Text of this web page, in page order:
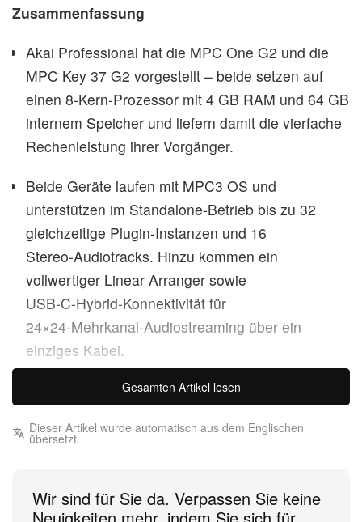
Zusammenfassung
Akai Professional hat die MPC One G2 und die
MPC Key 37 G2 vorgestellt – beide setzen auf
einen 8‑Kern‑Prozessor mit 4 GB RAM und 64 GB
internem Speicher und liefern damit die vierfache
Rechenleistung ihrer Vorgänger.
Beide Geräte laufen mit MPC3 OS und
unterstützen im Standalone‑Betrieb bis zu 32
gleichzeitige Plugin‑Instanzen und 16
Stereo‑Audiotracks. Hinzu kommen ein
vollwertiger Linear Arranger sowie
USB‑C‑Hybrid‑Konnektivität für
24×24‑Mehrkanal‑Audiostreaming über ein
einziges Kabel.
Die MPC One G2 greift die ikonische blaue
während sich die MPC Key 37 G2 am
orientiert.
Gesamten Artikel lesen
Dieser Artikel wurde automatisch aus dem Englischen
übersetzt.
Wir sind für Sie da. Verpassen Sie keine